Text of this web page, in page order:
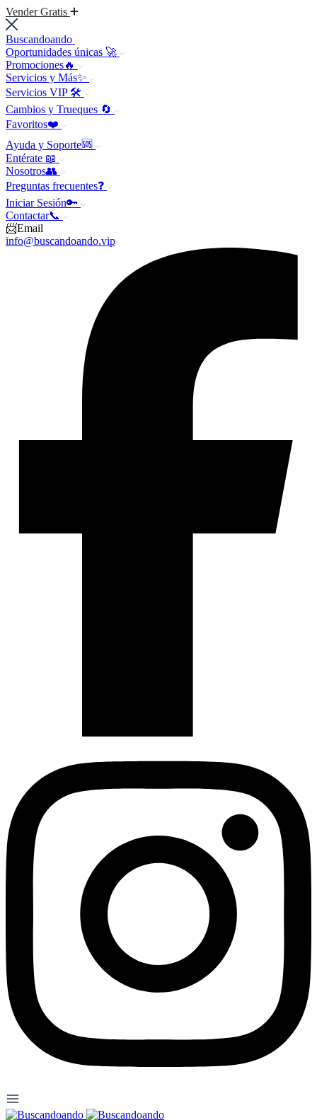
Vender Gratis
Buscandoando
Oportunidades únicas 🚀
Promociones🔥
Servicios y Más✨
Servicios VIP 🛠️
Cambios y Trueques 🔄
Favoritos❤️
Ayuda y Soporte🆘
Entérate 📖
Nosotros👥
Preguntas frecuentes❓
Iniciar Sesión🔑
Contactar📞
📨Email
info@buscandoando.vip